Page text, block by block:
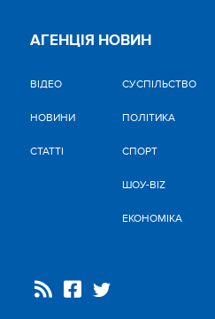
АГЕНЦІЯ НОВИН
ВІДЕО
НОВИНИ
СТАТТІ
CУСПІЛЬСТВО
ПОЛІТИКА
СПОРТ
ШОУ-BIZ
ЕКОНОМІКА